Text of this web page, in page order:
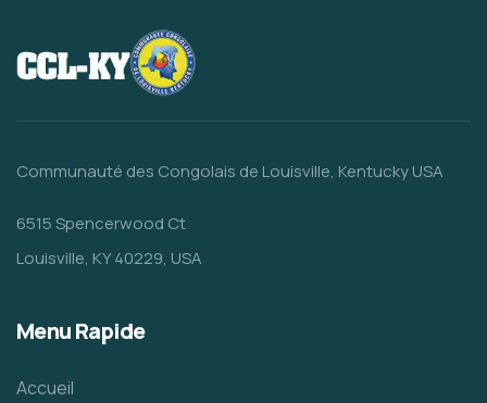
Communauté des Congolais de Louisville, Kentucky USA
6515 Spencerwood Ct
Louisville, KY 40229, USA
Menu Rapide
Accueil